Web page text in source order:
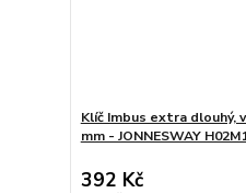
Klíč Imbus extra dlouhý,
mm - JONNESWAY
392 Kč